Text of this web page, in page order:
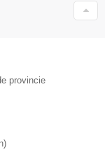
provincie
)